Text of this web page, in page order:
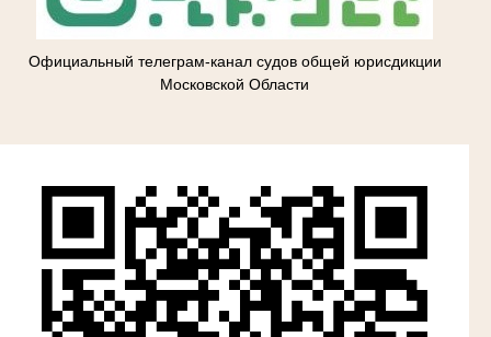
Официальный телеграм-канал судов общей юрисдикции
Московской Области